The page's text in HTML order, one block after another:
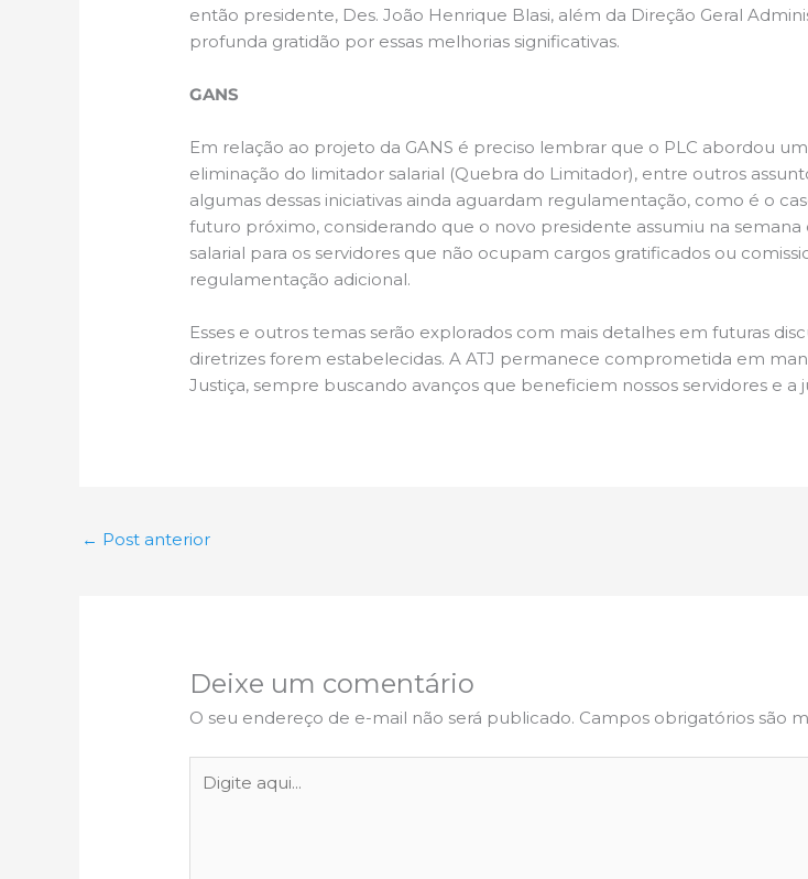
então presidente, Des. João Henrique Blasi, além da Direção Geral
profunda gratidão por essas melhorias significativas.
GANS
Em relação ao projeto da GANS é preciso lembrar que o PLC abordou
eliminação do limitador salarial (Quebra do Limitador), entre outros
algumas dessas iniciativas ainda aguardam regulamentação, como é o
futuro próximo, considerando que o novo presidente assumiu na
salarial para os servidores que não ocupam cargos gratificados ou
regulamentação adicional.
Esses e outros temas serão explorados com mais detalhes em futuras
diretrizes forem estabelecidas. A ATJ permanece comprometida em
Justiça, sempre buscando avanços que beneficiem nossos servidores e a
← Post anterior
Deixe um comentário
O seu endereço de e-mail não será publicado. Campos obrigatórios são
aqui...